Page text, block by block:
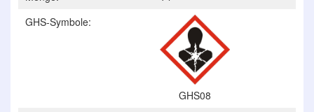
GHS-Symbole:
GHS08